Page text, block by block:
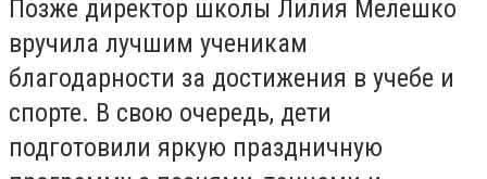
Позже директор школы Лилия Мелешко
вручила лучшим ученикам
благодарности за достижения в учебе и
спорте. В свою очередь, дети
подготовили яркую праздничную